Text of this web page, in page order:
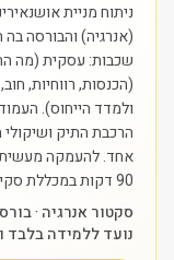
ניתוח מניית
שכבות: עסקית (מה
(הכנסות, רווחיות,
ולמדד הייחוס).
הרכבת התיק
אחד.להעמקה מעשית
90 דקות במכללת סקילס — https://myskills.co.il/free-training.
נועד ללמידה בלבד